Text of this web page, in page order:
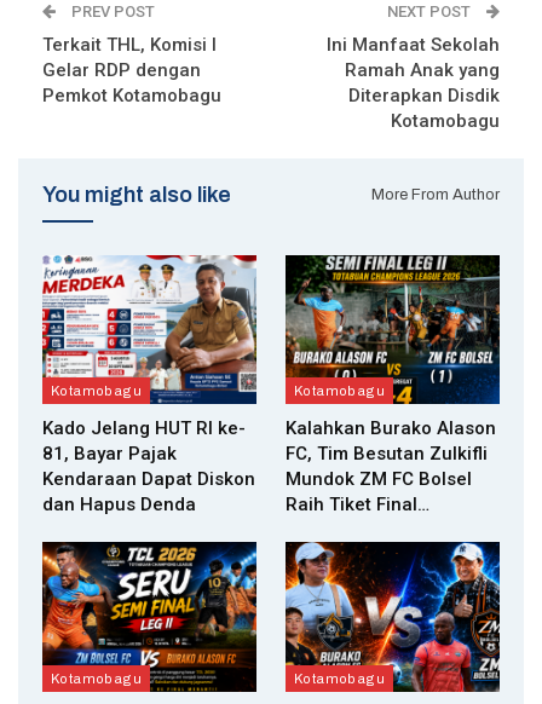
PREV POST
Terkait THL, Komisi I
Gelar RDP dengan
Pemkot Kotamobagu
NEXT POST
Ini Manfaat Sekolah
Ramah Anak yang
Diterapkan Disdik
Kotamobagu
You might also like More From Author
Kotamobagu
Kado Jelang HUT RI ke-
81, Bayar Pajak
Kendaraan Dapat Diskon
dan Hapus Denda
Kotamobagu
Kalahkan Burako Alason
FC, Tim Besutan Zulkifli
Mundok ZM FC Bolsel
Raih Tiket Final…
Kotamobagu Kotamobagu